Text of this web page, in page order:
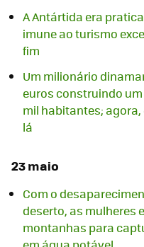
A Antártida era
imune ao turismo
fim
Um milionário
euros construindo
mil habitantes; agora,
lá
23 maio
Com o
deserto, as mulheres
montanhas para